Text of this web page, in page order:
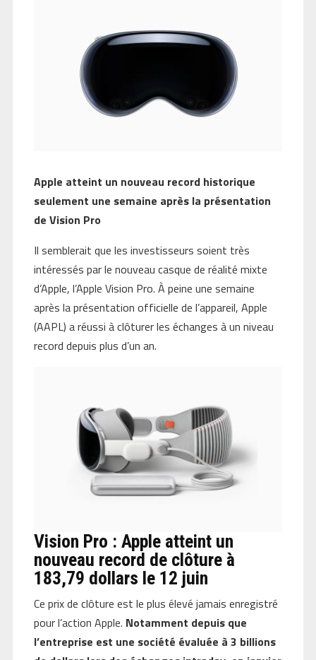
Apple atteint un nouveau record historique
seulement une semaine après la présentation
de Vision Pro
Il semblerait que les investisseurs soient très
intéressés par le nouveau casque de réalité mixte
d’Apple, l’Apple Vision Pro. À peine une semaine
après la présentation officielle de l’appareil, Apple
(AAPL) a réussi à clôturer les échanges à un niveau
record depuis plus d’un an.
Vision Pro : Apple atteint un
nouveau record de clôture à
183,79 dollars le 12 juin
Ce prix de clôture est le plus élevé jamais enregistré
pour l’action Apple. Notamment depuis que
l’entreprise est une société évaluée à 3 billions